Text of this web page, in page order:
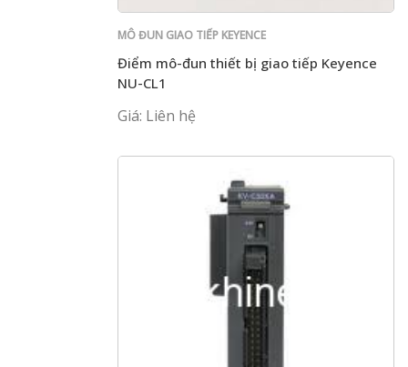
MÔ ĐUN GIAO TIẾP KEYENCE
Điểm mô-đun thiết bị giao tiếp Keyence
NU-CL1
Giá: Liên hệ